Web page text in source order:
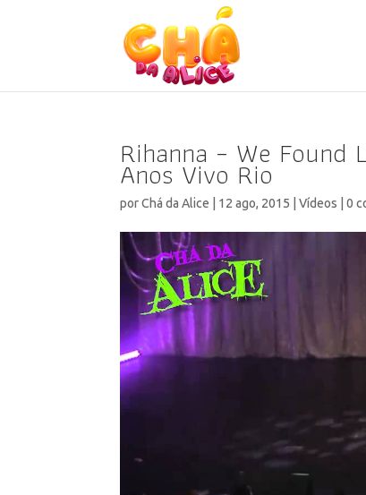
Rihanna – We Found
Anos Vivo Rio
porChá da Alice 12 ago, 2015 |Vídeos |0